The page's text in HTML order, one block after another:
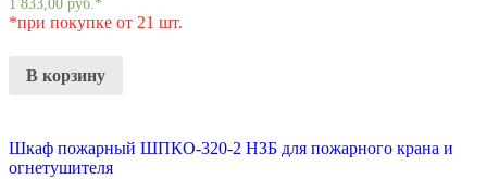
1 833,00 руб. *
*при покупке от 21 шт.
В корзину
Шкаф пожарный ШПКО-320-2 НЗБ для пожарного крана и
огнетушителя